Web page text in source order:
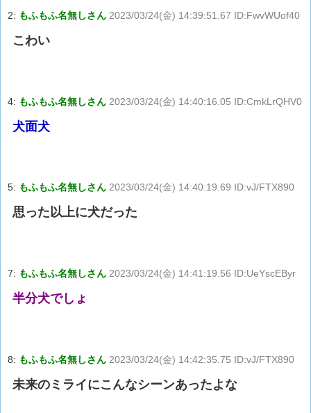
2: もふもふ名無しさん 2023/03/24(金) 14:39:51.67 ID:FwvWUof40
こわい
4: もふもふ名無しさん 2023/03/24(金) 14:40:16.05 ID:CmkLrQHV0
犬面犬
5: もふもふ名無しさん 2023/03/24(金) 14:40:19.69 ID:vJ/FTX890
思った以上に犬だった
7: もふもふ名無しさん 2023/03/24(金) 14:41:19.56 ID:UeYscEByr
半分犬でしょ
8: もふもふ名無しさん 2023/03/24(金) 14:42:35.75 ID:vJ/FTX890
未来のミライにこんなシーンあったよな